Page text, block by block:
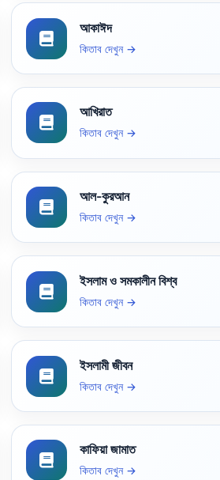
আকাঈদ
কিতাব দেখুন →
আখিরাত
কিতাব দেখুন →
আল-কুরআন
কিতাব দেখুন →
ইসলাম ও সমকালীন বিশ্ব
কিতাব দেখুন →
ইসলামী জীবন
কিতাব দেখুন →
কাফিয়া জামাত
কিতাব দেখুন →